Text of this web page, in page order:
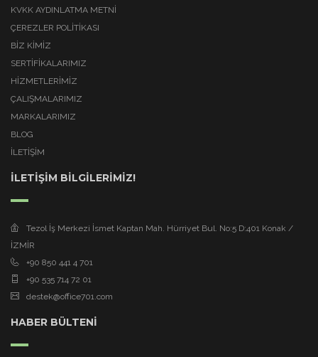
KVKK AYDINLATMA METNI
ÇEREZLER POLITIKASI
BİZ KİMİZ
SERTİFİKALARIMIZ
HİZMETLERİMİZ
ÇALIŞMALARIMIZ
MARKALARIMIZ
BLOG
İLETİŞİM
İLETİŞİM BİLGİLERİMİZ!
Tezol İş Merkezi İsmet Kaptan Mah. Hürriyet Bul. No:5 D:401 Konak /
İZMİR
+90 850 441 4 701
+90 535 714 72 01
destek@office701.com
HABER BÜLTENİ